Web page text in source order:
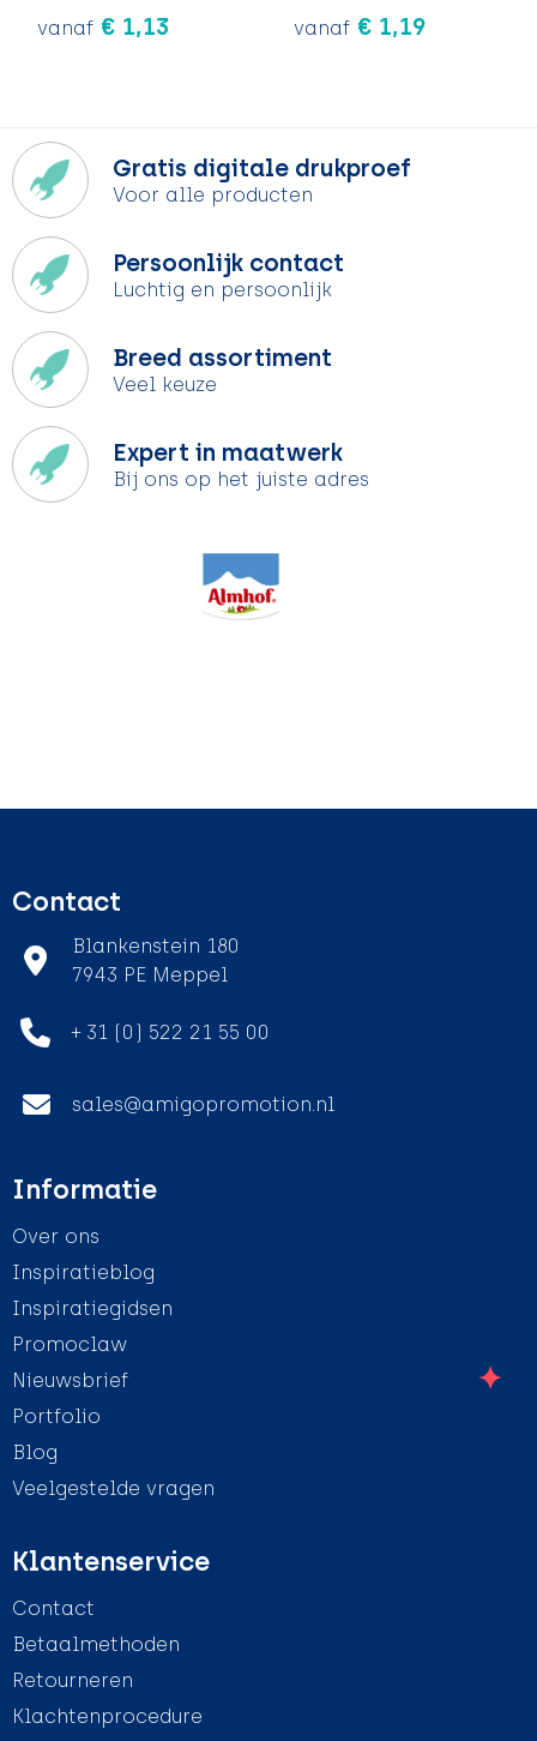
vanaf € 1,13 vanaf € 1,19
Gratis digitale drukproef
Voor alle producten
Persoonlijk contact
Luchtig en persoonlijk
Breed assortiment
Veel keuze
Expert in maatwerk
Bij ons op het juiste adres
Contact
Blankenstein 180
7943 PE Meppel
+ 31 (0) 522 21 55 00
sales@amigopromotion.nl
Informatie
Over ons
Inspiratieblog
Inspiratiegidsen
Promoclaw
Nieuwsbrief
Portfolio
Blog
Veelgestelde vragen
Klantenservice
Contact
Betaalmethoden
Retourneren
Klachtenprocedure